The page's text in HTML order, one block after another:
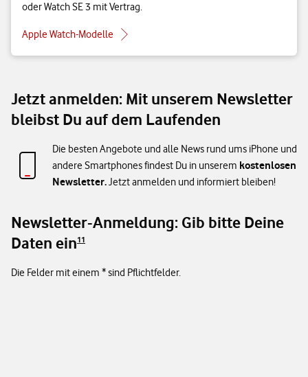
oder Watch SE 3 mit Vertrag.
Apple Watch-Modelle
Jetzt anmelden: Mit unserem Newsletter
bleibst Du auf dem Laufenden
Die besten Angebote und alle News rund ums iPhone und
andere Smartphones findest Du in unserem kostenlosen
Newsletter.Jetzt anmelden und informiert bleiben!
Newsletter-Anmeldung: Gib bitte Deine
Daten ein11
Die Felder mit einem * sind Pflichtfelder.